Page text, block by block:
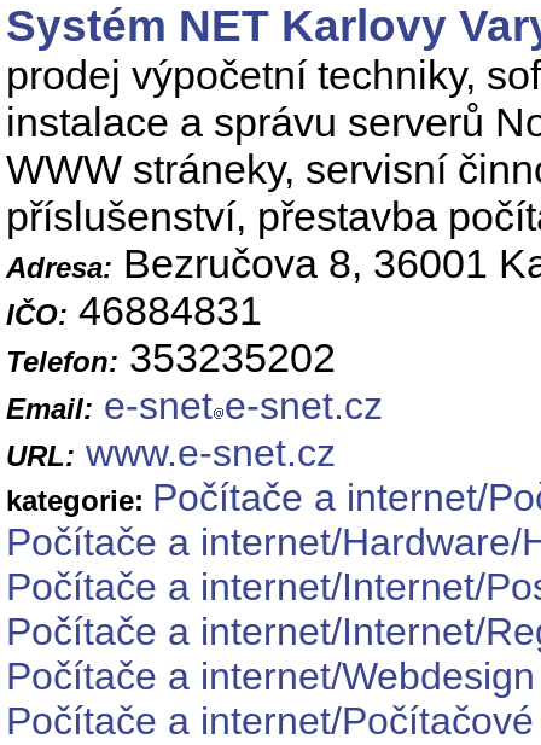
Systém NET Karlovy
prodej výpočetní techniky,
instalace a správu serverů
WWW stráneky, servisní
příslušenství, přestavba
Adresa: Bezručova 8, 36001
IČO: 46884831
Telefon: 353235202
Email: e-snet e-snet.cz
URL: www.e-snet.cz
kategorie: Počítače a internet/
Počítače a internet/
Počítače a internet/Internet/
Počítače a internet/Internet/
Počítače a internet/
Počítače a internet/